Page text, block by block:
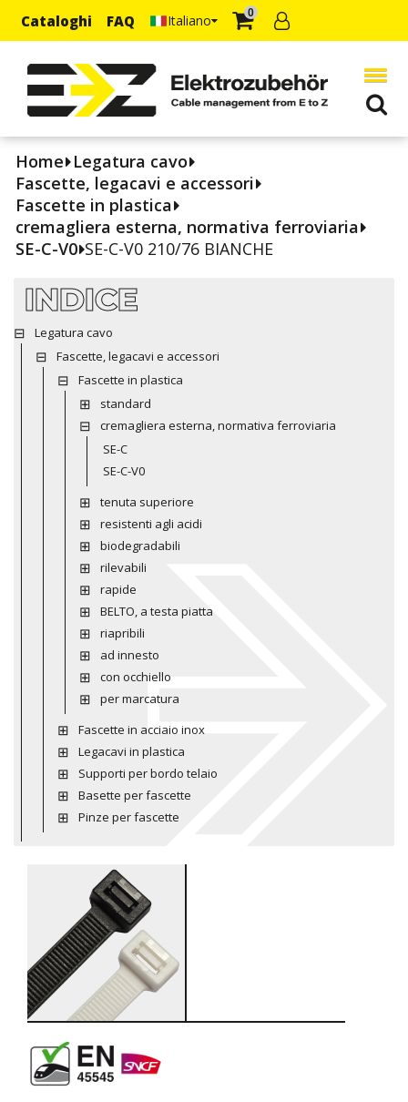
Cataloghi FAQ Italiano 0
Home Legatura cavo
Fascette, legacavi e accessori
Fascette in plastica
cremagliera esterna, normativa ferroviaria
SE-C-V0 SE-C-V0 210/76 BIANCHE
INDICE
Legatura cavo
Fascette, legacavi e accessori
Fascette in plastica
standard
cremagliera esterna, normativa ferroviaria
SE-C
SE-C-V0
tenuta superiore
resistenti agli acidi
biodegradabili
rilevabili
rapide
BELTO, a testa piatta
riapribili
ad innesto
con occhiello
per marcatura
Fascette in acciaio inox
Legacavi in plastica
Supporti per bordo telaio
Basette per fascette
Pinze per fascette